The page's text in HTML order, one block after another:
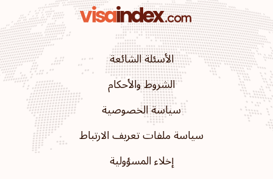
الأسئلة الشائعة
الشروط والأحكام
سياسة الخصوصية
سياسة ملفات تعريف الارتباط
إخلاء المسؤولية